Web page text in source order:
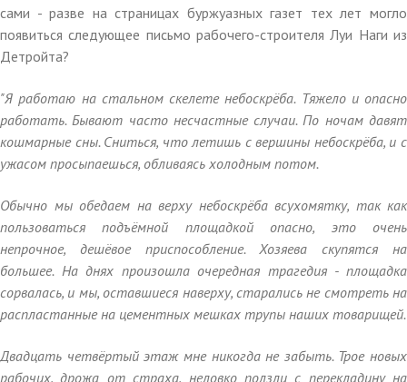
сами - разве на страницах буржуазных газет тех лет могло
появиться следующее письмо рабочего-строителя Луи Наги из
Детройта?
"Я работаю на стальном скелете небоскрёба. Тяжело и опасно
работать. Бывают часто несчастные случаи. По ночам давят
кошмарные сны. Сниться, что летишь с вершины небоскрёба, и с
ужасом просыпаешься, обливаясь холодным потом.
Обычно мы обедаем на верху небоскрёба всухомятку, так как
пользоваться подъёмной площадкой опасно, это очень
непрочное, дешёвое приспособление. Хозяева скупятся на
большее. На днях произошла очередная трагедия - площадка
сорвалась, и мы, оставшиеся наверху, старались не смотреть на
распластанные на цементных мешках трупы наших товарищей.
Двадцать четвёртый этаж мне никогда не забыть. Трое новых
рабочих, дрожа от страха, неловко ползли с перекладину на